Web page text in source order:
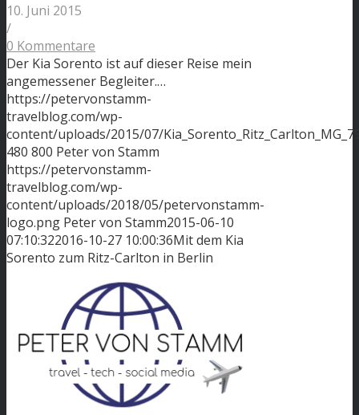
10. Juni 2015
/
0 Kommentare
Der Kia Sorento ist auf dieser Reise mein
angemessener Begleiter.…
https://petervonstamm-
travelblog.com/wp-
content/uploads/2015/07/
480 800 Peter von Stamm
https://petervonstamm-
travelblog.com/wp-
content/uploads/2018/05/petervonstamm-
logo.png Peter von Stamm2015-06-10
07:10:322016-10-27 10:00:36Mit dem Kia
Sorento zum Ritz-Carlton in Berlin